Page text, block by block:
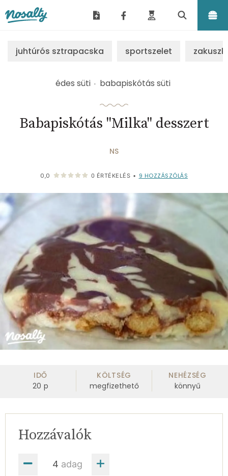
juhtúrós sztrapacska sportszelet
édes süti babapiskótás süti
Babapiskótás "Milka" desszert
NS
0,0 0 ÉRTÉKELÉS • 9 HOZZÁSZÓLÁS
IDŐ
20 p
KÖLTSÉG
megfizethető
NEHÉZSÉG
könnyű
adag
Hozzávalók